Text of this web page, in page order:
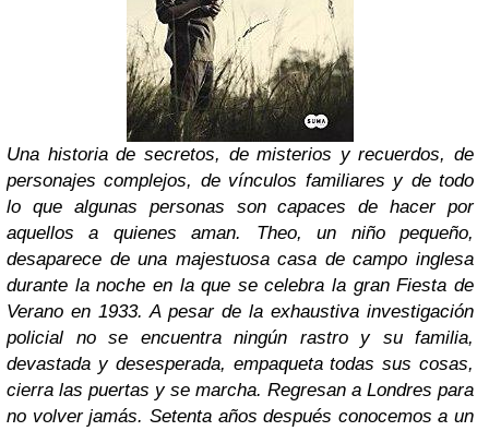
Una historia de secretos, de misterios y recuerdos, de
personajes complejos, de vínculos familiares y de todo
lo que algunas personas son capaces de hacer por
aquellos a quienes aman. Theo, un niño pequeño,
desaparece de una majestuosa casa de campo inglesa
durante la noche en la que se celebra la gran Fiesta de
Verano en 1933. A pesar de la exhaustiva investigación
policial no se encuentra ningún rastro y su familia,
devastada y desesperada, empaqueta todas sus cosas,
cierra las puertas y se marcha. Regresan a Londres para
no volver jamás. Setenta años después conocemos a un